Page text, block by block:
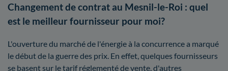
Changement de contrat au Mesnil-le-Roi : quel
est le meilleur fournisseur pour moi?
L'ouverture du marché de l'énergie à la concurrence a marqué
le début de la guerre des prix. En effet, quelques fournisseurs
se basent sur le tarif réglementé de vente, d'autres